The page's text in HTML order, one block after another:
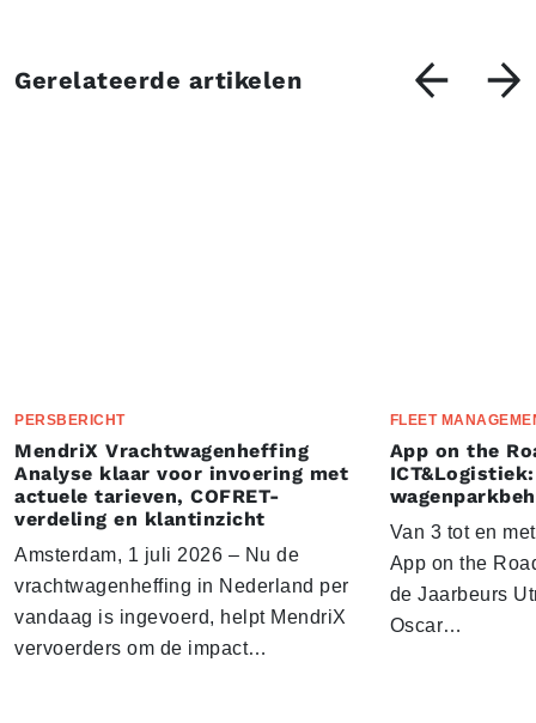
Gerelateerde artikelen
PERSBERICHT
MendriX Vrachtwagenheffing
Analyse klaar voor invoering met
actuele tarieven, COFRET-
verdeling en klantinzicht
Amsterdam, 1 juli 2026 – Nu de
vrachtwagenheffing in Nederland per
vandaag is ingevoerd, helpt MendriX
vervoerders om de impact…
FLEET
App on the
Van 3 tot en
App on the
de Jaarbeurs
Oscar…